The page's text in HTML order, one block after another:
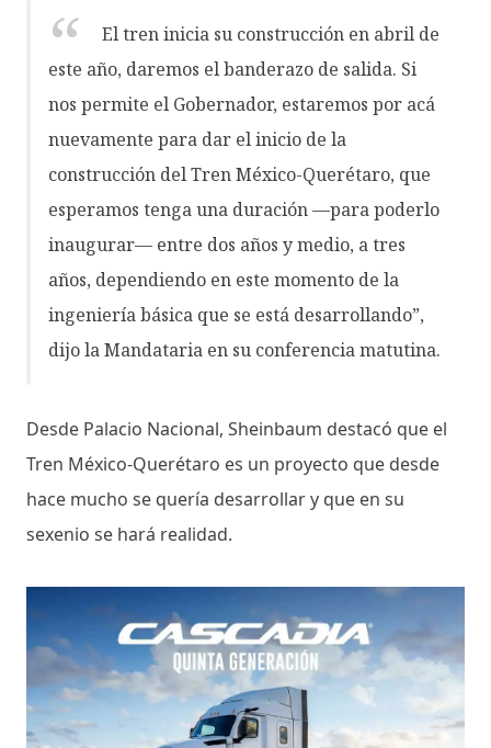
El tren inicia su construcción en abril de
este año, daremos el banderazo de salida. Si
nos permite el Gobernador, estaremos por acá
nuevamente para dar el inicio de la
construcción del Tren México-Querétaro, que
esperamos tenga una duración —para poderlo
inaugurar— entre dos años y medio, a tres
años, dependiendo en este momento de la
ingeniería básica que se está desarrollando”,
dijo la Mandataria en su conferencia matutina.
Desde Palacio Nacional, Sheinbaum destacó que el
Tren México-Querétaro es un proyecto que desde
hace mucho se quería desarrollar y que en su
sexenio se hará realidad.